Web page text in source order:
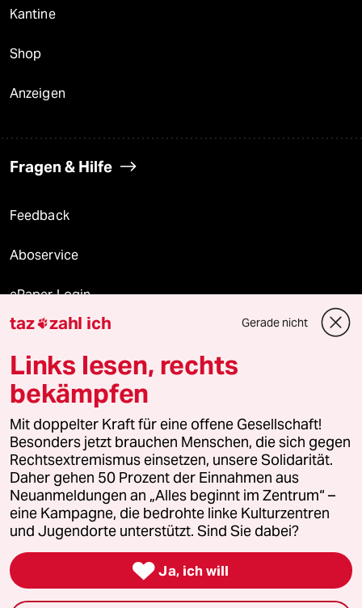
Kantine
Shop
Anzeigen
Fragen & Hilfe
Feedback
Aboservice
ePaper Login
Downloads für Abonnierende
© 2026 taz Verlags und Vertriebs GmbH
Alle Rechte vorbehalten. Bei rechtlichen Fragen oder für Genehmigungen
wenden Sie sich bitte an
lizenzen@taz.de
Feedback Redaktionsstatut Kommune-Richtlinien
Leitlinie Informant Datenschutz Impressum AGB
Seitenwende Einwilligungen widerrufen (Ads)
taz zahl ich Gerade nicht
Links lesen, rechts
bekämpfen
Mit doppelter Kraft für eine offene Gesellschaft!
Besonders jetzt brauchen Menschen, die sich gegen
Rechtsextremismus einsetzen, unsere Solidarität.
Daher gehen 50 Prozent der Einnahmen aus
Neuanmeldungen an „Alles beginnt im Zentrum“ –
eine Kampagne, die bedrohte linke Kulturzentren
und Jugendorte unterstützt. Sind Sie dabei?
 Ja, ich will